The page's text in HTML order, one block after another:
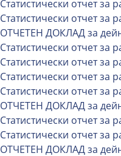
Статистически отчет за
Статистически отчет
ОТЧЕТЕН ДОКЛАД за
Статистически отчет за
Статистически отчет за
Статистически отчет за
Статистически отчет
ОТЧЕТЕН ДОКЛАД за
Статистически отчет за
Статистически отчет за
ОТЧЕТЕН ДОКЛАД за